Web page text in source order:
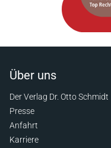
Über uns
Der Verlag Dr. Otto Schmidt
Presse
Anfahrt
Karriere